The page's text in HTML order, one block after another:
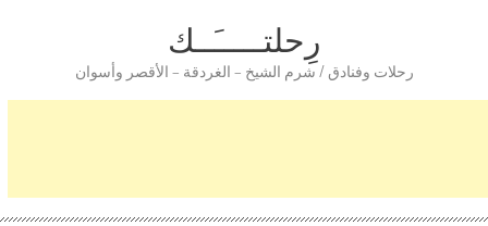
رِحلتـــــَــك
رحلات وفنادق / شرم الشيخ – الغردقة – الأقصر وأسوان